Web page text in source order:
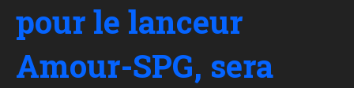
pour le lanceur
Amour-SPG, sera